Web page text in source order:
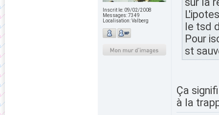
Inscrit le: 09/02/2008
Messages:7349
Localisation:Valberg
le tsd
Pour
st
Ça
à la